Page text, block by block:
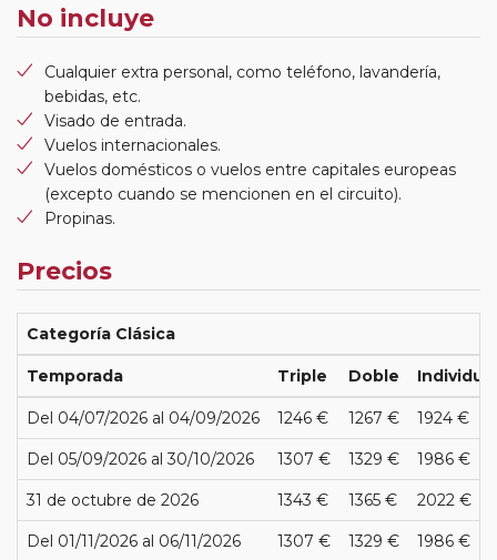
No incluye
Cualquier extra personal, como teléfono, lavandería,
bebidas, etc.
Visado de entrada.
Vuelos internacionales.
Vuelos domésticos o vuelos entre capitales europeas
(excepto cuando se mencionen en el circuito).
Propinas.
Precios
Categoría Clásica
Temporada Triple Doble Individual
Del 04/07/2026 al 04/09/2026 1246 € 1267 € 1924 €
Del 05/09/2026 al 30/10/2026 1307 € 1329 € 1986 €
31 de octubre de 2026 1343 € 1365 € 2022 €
Del 01/11/2026 al 06/11/2026 1307 € 1329 € 1986 €